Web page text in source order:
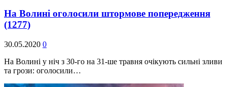
На Волині оголосили штормове попередження
(1277)
30.05.2020 0
На Волині у ніч з 30-го на 31-ше травня очікують сильні зливи
та грози: оголосили…